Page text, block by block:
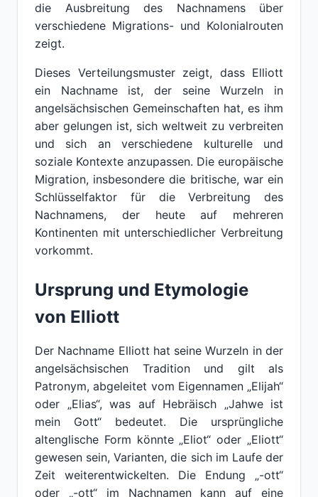
die Ausbreitung des Nachnamens über
verschiedene Migrations- und Kolonialrouten
zeigt.
Dieses Verteilungsmuster zeigt, dass Elliott
ein Nachname ist, der seine Wurzeln in
angelsächsischen Gemeinschaften hat, es ihm
aber gelungen ist, sich weltweit zu verbreiten
und sich an verschiedene kulturelle und
soziale Kontexte anzupassen. Die europäische
Migration, insbesondere die britische, war ein
Schlüsselfaktor für die Verbreitung des
Nachnamens, der heute auf mehreren
Kontinenten mit unterschiedlicher Verbreitung
vorkommt.
Ursprung und Etymologie
von Elliott
Der Nachname Elliott hat seine Wurzeln in der
angelsächsischen Tradition und gilt als
Patronym, abgeleitet vom Eigennamen „Elijah“
oder „Elias“, was auf Hebräisch „Jahwe ist
mein Gott“ bedeutet. Die ursprüngliche
altenglische Form könnte „Eliot“ oder „Eliott“
gewesen sein, Varianten, die sich im Laufe der
Zeit weiterentwickelten. Die Endung „-ott“
oder „-ott“ im Nachnamen kann auf eine